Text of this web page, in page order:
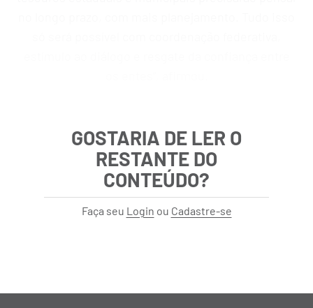
GOSTARIA DE LER O
RESTANTE DO
CONTEÚDO?
Faça seu Login ou Cadastre-se